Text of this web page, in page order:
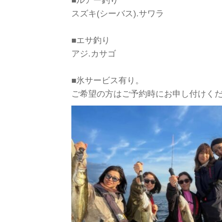
スズキ(シーバス).サワラ
■エサ釣り
アジ.カサゴ
■氷サービス有り。
ご希望の方はご予約時にお申し付けく